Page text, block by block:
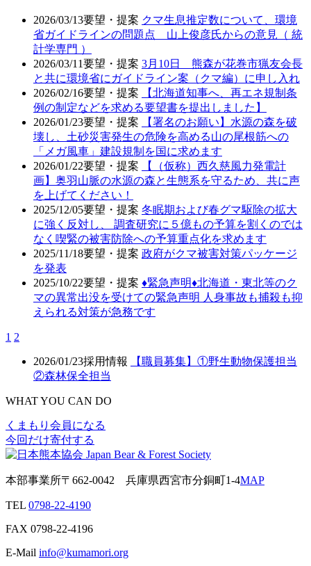
2026/03/13要望・提案 クマ生息推定数について、環境
省ガイドラインの問題点 山上俊彦氏からの意見（ 統
計学専門 ）
2026/03/11要望・提案 3月10日 熊森が花巻市猟友会長
と共に環境省にガイドライン案（クマ編）に申し入れ
2026/02/16要望・提案
【北海道知事へ、再エネ規制条
例の制定などを求める要望書を提出しました】
2026/01/23要望・提案
【署名のお願い】水源の森を破
壊し、土砂災害発生の危険を高める山の尾根筋への
「メガ風車」建設規制を国に求めます
2026/01/22要望・提案
【（仮称）西久慈風力発電計
画】奥羽山脈の水源の森と生態系を守るため、共に声
を上げてください！
2025/12/05要望・提案 冬眠期および春グマ駆除の拡大
に強く反対し、 調査研究に５億もの予算を割くのでは
なく喫緊の被害防除への予算重点化を求めます
2025/11/18要望・提案 政府がクマ被害対策パッケージ
を発表
2025/10/22要望・提案 ♦️緊急声明♦️北海道・東北等のク
マの異常出没を受けての緊急声明 人身事故も捕殺も抑
えられる対策が急務です
1 2
2026/01/23採用情報
【職員募集】①野生動物保護担当
②森林保全担当
WHAT YOU CAN DO
くまもり会員になる
今回だけ寄付する
本部事業所〒662-0042 兵庫県西宮市分銅町1-4MAP
TEL 0798-22-4190
FAX 0798-22-4196
E-Mail info@kumamori.org